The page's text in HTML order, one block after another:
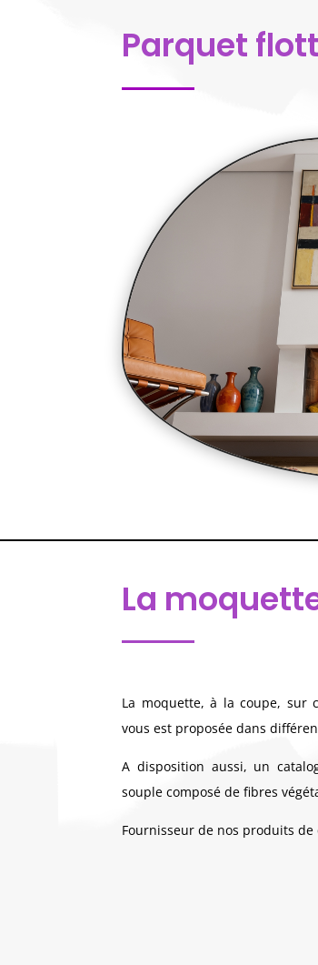
Parquet
La
La moquette, à la coupe, sur
vous est proposée dans
A disposition aussi, un
souple composé de fibres
Fournisseur de nos produits